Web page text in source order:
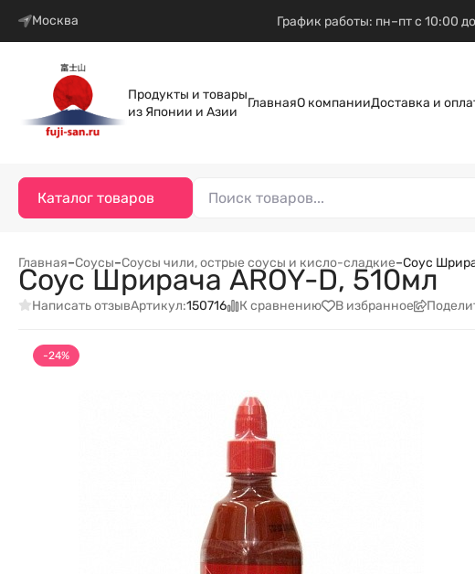
Москва График работы: пн–пт с 10:00
Продукты и товары
из Японии и Азии
ГлавнаяО компанииДоставка и
Каталог товаров
Главная–Соусы–Соусы чили, острые соусы и кисло-сладкие–Соус
Соус Шрирача AROY-D, 510мл
Написать отзывАртикул:150716 К сравнению В избранное
-24%